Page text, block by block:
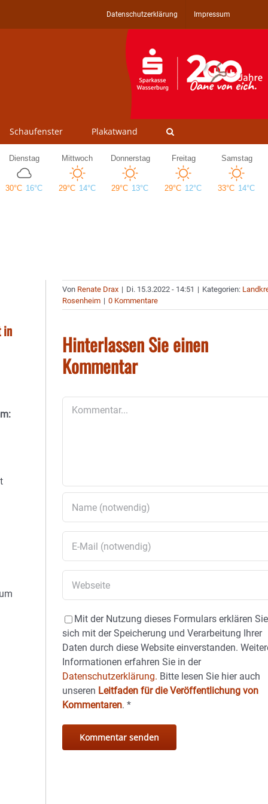
Datenschutzerklärung Impressum
Schaufenster Plakatwand
in
Von Renate Drax | Di. 15.3.2022 - 14:51 | Kategorien:
Rosenheim | 0 Kommentare
Hinterlassen Sie einen
Kommentar
Mit der Nutzung dieses Formulars erklären Sie
sich mit der Speicherung und Verarbeitung Ihrer
Daten durch diese Website einverstanden.
Informationen erfahren Sie in der
Datenschutzerklärung. Bitte lesen Sie hier auch
unseren Leitfaden für die Veröffentlichung von
Kommentaren.*